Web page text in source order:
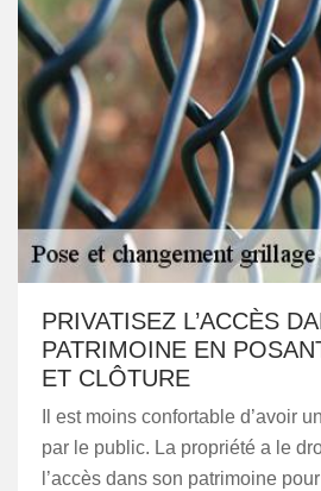
PRIVATISEZ L’ACCÈS
PATRIMOINE EN
ET CLÔTURE
Il est moins confortable d’avoir
par le public. La propriété a le
l’accès dans son patrimoine